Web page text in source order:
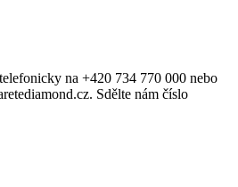
na +420 734 770 000 nebo
. Sdělte nám číslo